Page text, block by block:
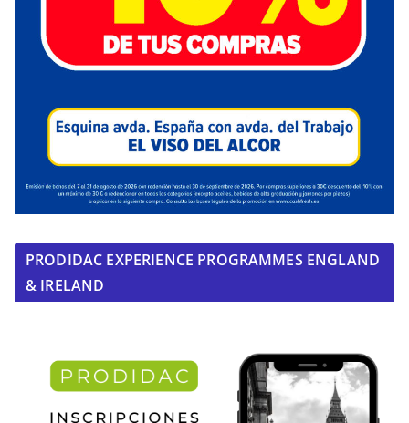
PRODIDAC EXPERIENCE PROGRAMMES ENGLAND
& IRELAND